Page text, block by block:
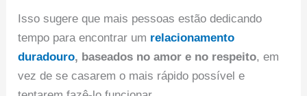
Isso sugere que mais pessoas estão dedicando
tempo para encontrar um relacionamento
duradouro, baseados no amor e no respeito, em
vez de se casarem o mais rápido possível e